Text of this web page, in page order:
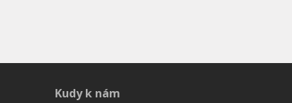
Kudy k nám